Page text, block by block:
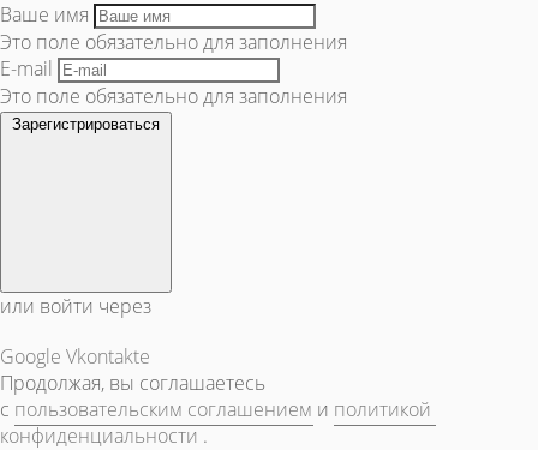
Ваше имя
Это поле обязательно для заполнения
E-mail
Это поле обязательно для заполнения
Зарегистрироваться
или войти через
Google Vkontakte
Продолжая, вы соглашаетесь
с пользовательским соглашением и политикой
конфиденциальности .